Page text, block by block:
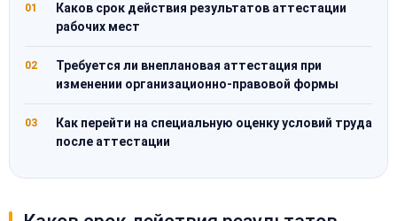
01
Каков срок действия результатов аттестации
рабочих мест
02
Требуется ли внеплановая аттестация при
изменении организационно-правовой формы
03
Как перейти на специальную оценку условий труда
после аттестации